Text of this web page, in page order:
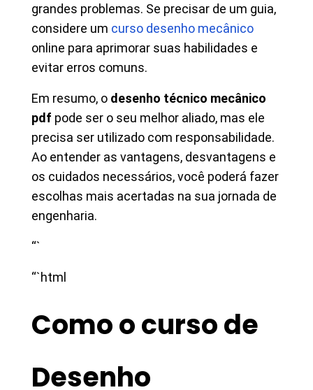
grandes problemas. Se precisar de um guia,
considere um curso desenho mecânico
online para aprimorar suas habilidades e
evitar erros comuns.
Em resumo, o desenho técnico mecânico
pdf pode ser o seu melhor aliado, mas ele
precisa ser utilizado com responsabilidade.
Ao entender as vantagens, desvantagens e
os cuidados necessários, você poderá fazer
escolhas mais acertadas na sua jornada de
engenharia.
“`
“`html
Como o curso de
Desenho